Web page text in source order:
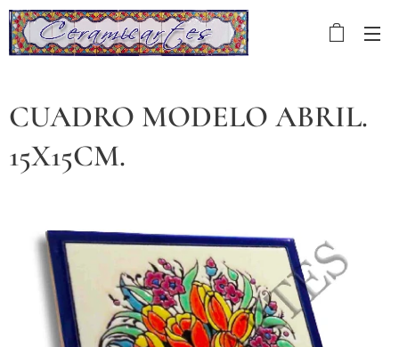
CUADRO MODELO ABRIL.
15X15CM.